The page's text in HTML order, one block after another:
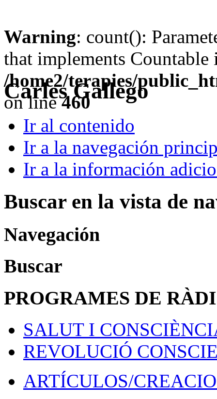
Warning: count():
that implements Countable
/home2/terapies/
on line460
Carles Gallego
Ir al contenido
Ir a la navegación
Ir a la información
Buscar en la vista de
Navegación
Buscar
PROGRAMES DE
SALUT I
REVOLUCIÓ
ARTÍCULOS/